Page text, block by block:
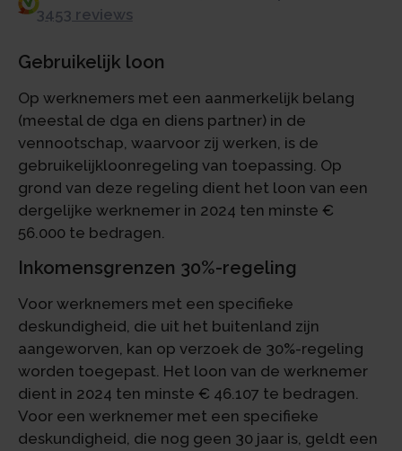
3453 reviews
Gebruikelijk loon
Op werknemers met een aanmerkelijk belang
(meestal de dga en diens partner) in de
vennootschap, waarvoor zij werken, is de
gebruikelijkloonregeling van toepassing. Op
grond van deze regeling dient het loon van een
dergelijke werknemer in 2024 ten minste €
56.000 te bedragen.
Inkomensgrenzen 30%-regeling
Voor werknemers met een specifieke
deskundigheid, die uit het buitenland zijn
aangeworven, kan op verzoek de 30%-regeling
worden toegepast. Het loon van de werknemer
dient in 2024 ten minste € 46.107 te bedragen.
Voor een werknemer met een specifieke
deskundigheid, die nog geen 30 jaar is, geldt een